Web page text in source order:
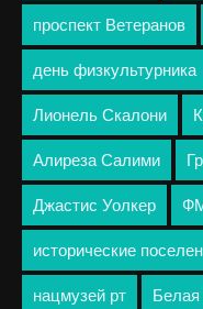
проспект Ветеранов
день физкультурника
Лионель Скалони
Алиреза Салими
Джастис Уолкер
исторические
нацмузей рт Белая